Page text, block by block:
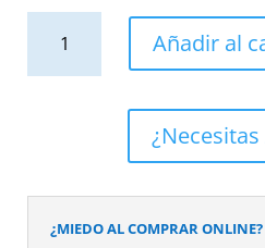
El
precio
será
domicilio?
pizarra.
Efecto
Añadir al
¿Necesitas
¿MIEDO AL COMPRAR ONLINE?